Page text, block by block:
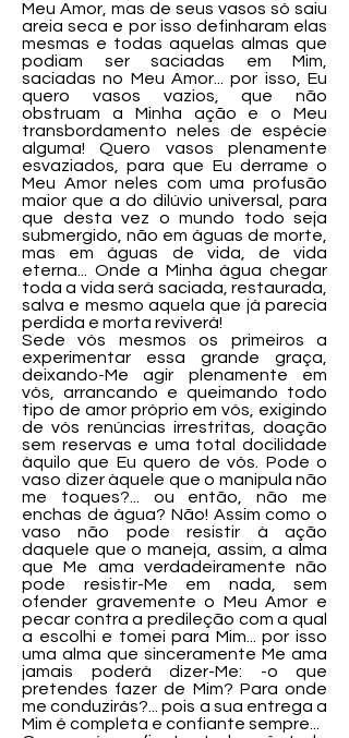
Meu Amor, mas de seus vasos só saiu
areia seca e por isso definharam elas
mesmas e todas aquelas almas que
podiam ser saciadas em Mim,
saciadas no Meu Amor... por isso, Eu
quero vasos vazios, que não
obstruam a Minha ação e o Meu
transbordamento neles de espécie
alguma! Quero vasos plenamente
esvaziados, para que Eu derrame o
Meu Amor neles com uma profusão
maior que a do dilúvio universal, para
que desta vez o mundo todo seja
submergido, não em águas de morte,
mas em águas de vida, de vida
eterna... Onde a Minha água chegar
toda a vida será saciada, restaurada,
salva e mesmo aquela que já parecia
perdida e morta reviverá!
Sede vós mesmos os primeiros a
experimentar essa grande graça,
deixando-Me agir plenamente em
vós, arrancando e queimando todo
tipo de amor próprio em vós, exigindo
de vós renúncias irrestritas, doação
sem reservas e uma total docilidade
àquilo que Eu quero de vós. Pode o
vaso dizer àquele que o manipula não
me toques?... ou então, não me
enchas de água? Não! Assim como o
vaso não pode resistir à ação
daquele que o maneja, assim, a alma
que Me ama verdadeiramente não
pode resistir-Me em nada, sem
ofender gravemente o Meu Amor e
pecar contra a predileção com a qual
a escolhi e tomei para Mim... por isso
uma alma que sinceramente Me ama
jamais poderá dizer-Me: -o que
pretendes fazer de Mim? Para onde
me conduzirás?... pois a sua entrega a
Mim é completa e confiante sempre...